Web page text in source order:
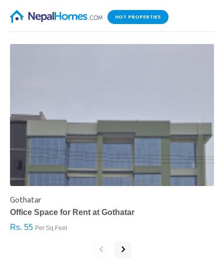
HOT PROPERTIES
Gothatar
Office Space for Rent at Gothatar
Rs. 55 Per Sq.Feet
‹ ›